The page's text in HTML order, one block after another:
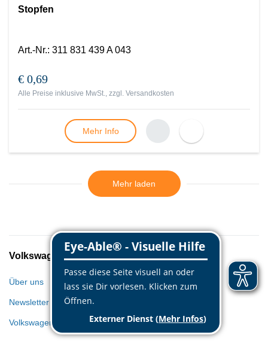
Stopfen
Art.-Nr.: 311 831 439 A 043
€ 0,69
Alle Preise inklusive MwSt., zzgl. Versandkosten
Mehr Info
Mehr laden
Volkswagen Classic Parts
Über uns
Newsletter
Volkswagen Welt